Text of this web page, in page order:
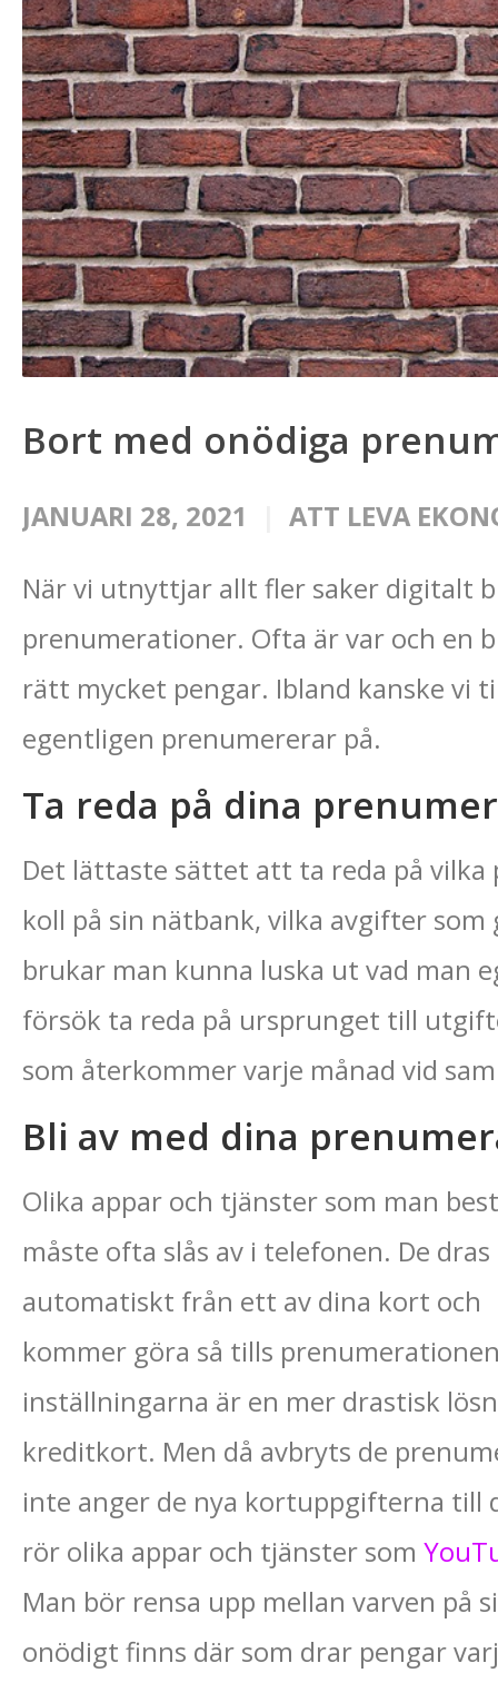
Bort med onödiga
JANUARI 28, 2021 ATT LEVA
När vi utnyttjar allt fler saker digitalt
prenumerationer. Ofta är var och en
rätt mycket pengar. Ibland kanske vi
egentligen prenumererar på.
Ta reda på dina
Det lättaste sättet att ta reda på
koll på sin nätbank, vilka avgifter
brukar man kunna luska ut vad man
försök ta reda på ursprunget till
som återkommer varje månad vid
Bli av med dina
Olika appar och tjänster som man
måste ofta slås av i telefonen. De dras
automatiskt från ett av dina kort och
kommer göra så tills
inställningarna är en mer drastisk
kreditkort. Men då avbryts de
inte anger de nya kortuppgifterna till
rör olika appar och tjänster som
Man bör rensa upp mellan varven
onödigt finns där som drar pengar